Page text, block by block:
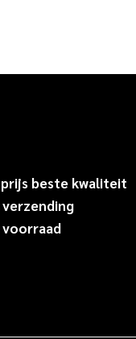
beste kwaliteit
voorraad